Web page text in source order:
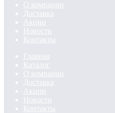
О компании
Доставка
Акции
Новости
Контакты
Главная
Каталог
О компании
Доставка
Акции
Новости
Контакты